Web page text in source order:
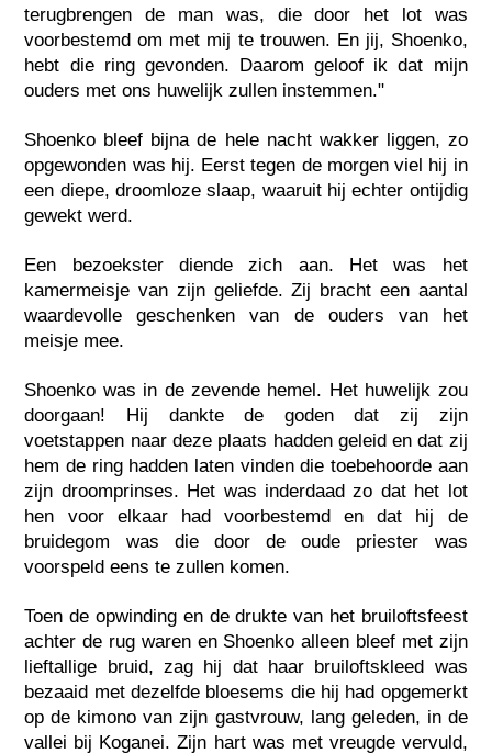
terugbrengen de man was, die door het lot was
voorbestemd om met mij te trouwen. En jij, Shoenko,
hebt die ring gevonden. Daarom geloof ik dat mijn
ouders met ons huwelijk zullen instemmen."
Shoenko bleef bijna de hele nacht wakker liggen, zo
opgewonden was hij. Eerst tegen de morgen viel hij in
een diepe, droomloze slaap, waaruit hij echter ontijdig
gewekt werd.
Een bezoekster diende zich aan. Het was het
kamermeisje van zijn geliefde. Zij bracht een aantal
waardevolle geschenken van de ouders van het
meisje mee.
Shoenko was in de zevende hemel. Het huwelijk zou
doorgaan! Hij dankte de goden dat zij zijn
voetstappen naar deze plaats hadden geleid en dat zij
hem de ring hadden laten vinden die toebehoorde aan
zijn droomprinses. Het was inderdaad zo dat het lot
hen voor elkaar had voorbestemd en dat hij de
bruidegom was die door de oude priester was
voorspeld eens te zullen komen.
Toen de opwinding en de drukte van het bruiloftsfeest
achter de rug waren en Shoenko alleen bleef met zijn
lieftallige bruid, zag hij dat haar bruiloftskleed was
bezaaid met dezelfde bloesems die hij had opgemerkt
op de kimono van zijn gastvrouw, lang geleden, in de
vallei bij Koganei. Zijn hart was met vreugde vervuld,